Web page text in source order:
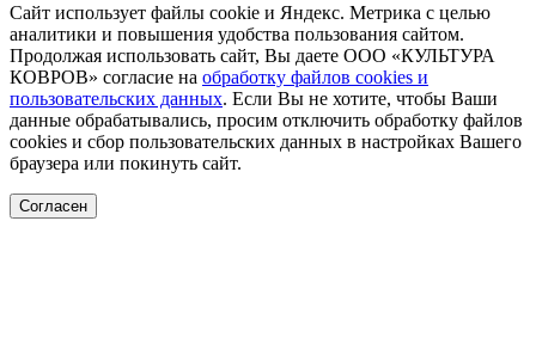
Сайт использует файлы cookie и Яндекс. Метрика с целью
аналитики и повышения удобства пользования сайтом.
Продолжая использовать сайт, Вы даете ООО «КУЛЬТУРА
КОВРОВ» согласие на обработку файлов cookies и
пользовательских данных. Если Вы не хотите, чтобы Ваши
данные обрабатывались, просим отключить обработку файлов
cookies и сбор пользовательских данных в настройках Вашего
браузера или покинуть сайт.
Согласен